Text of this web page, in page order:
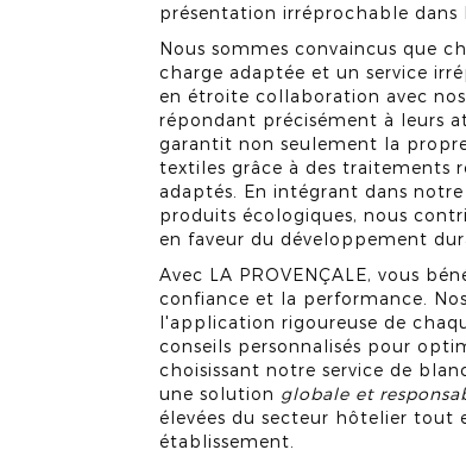
présentation irréprochable dans
Nous sommes convaincus que
charge adaptée et un service
en étroite collaboration avec
répondant précisément à leurs
garantit non seulement la
textiles grâce à des traitements
adaptés. En intégrant dans
produits écologiques, nous
en faveur du développement
Avec LA PROVENÇALE, vous
confiance et la performance.
l'application rigoureuse de
conseils personnalisés pour
choisissant notre service de
une solution globale et
élevées du secteur hôtelier tout
établissement.